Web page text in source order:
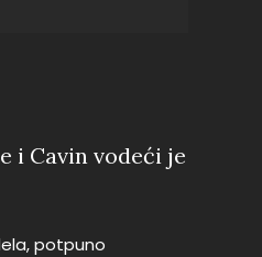
i Cavin vodeći je
potpuno